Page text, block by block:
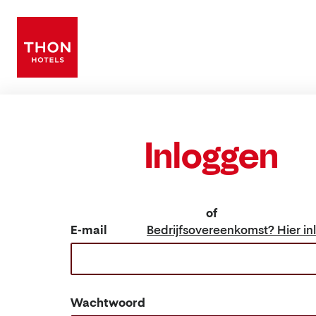
Inloggen
of
E-mail
Bedrijfsovereenkomst? Hier
Wachtwoord